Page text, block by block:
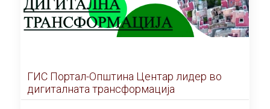
ГИС Портал-Општина Центар лидер во
дигиталната трансформација